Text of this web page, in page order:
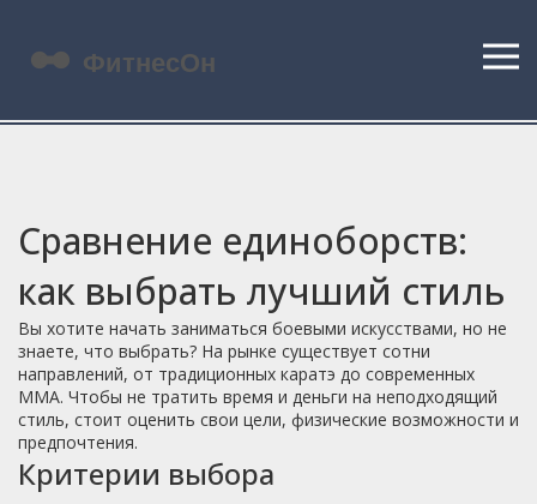
Сравнение единоборств:
как выбрать лучший стиль
Вы хотите начать заниматься боевыми искусствами, но не
знаете, что выбрать? На рынке существует сотни
направлений, от традиционных каратэ до современных
ММА. Чтобы не тратить время и деньги на неподходящий
стиль, стоит оценить свои цели, физические возможности и
предпочтения.
Критерии выбора